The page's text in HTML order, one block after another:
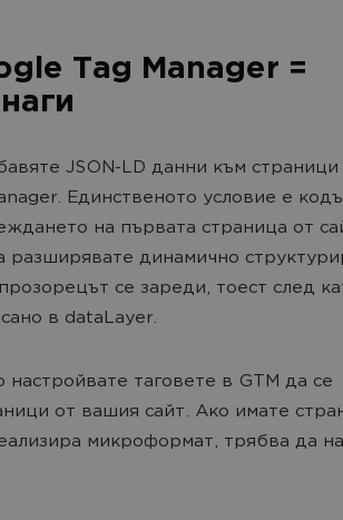
Tag Manager =
JSON-LD данни към страници
Единственото условие е
на първата страница от
разширявате динамично
се зареди, тоест след
в dataLayer.
таговете в GTM да се
от вашия сайт. Ако имате
микроформат, трябва да